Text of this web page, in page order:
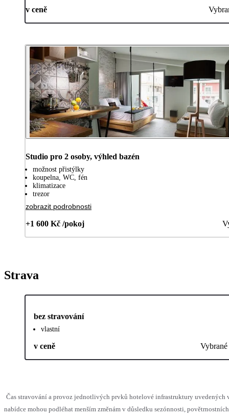
v ceně
Studio pro 2 osoby, výhled bazén
možnost přistýlky
koupelna, WC, fén
klimatizace
trezor
zobrazit podrobnosti
+1 600 Kč /pokoj
Strava
bez stravování
vlastní
v ceně Vybrané
Čas stravování a provoz jednotlivých prvků hotelové infrastruktury uvedených
nabídce mohou podléhat menším změnám v důsledku sezónnosti, povětrnostních